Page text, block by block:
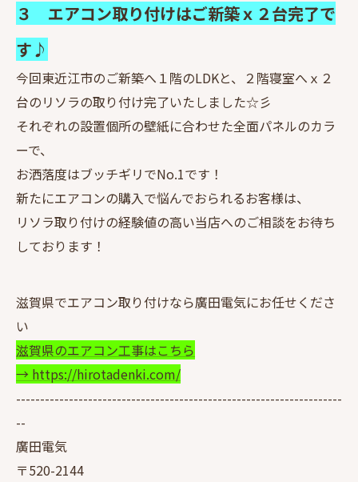
３ エアコン取り付けはご新築ｘ２台完了で
す♪
今回東近江市のご新築へ１階のLDKと、２階寝室へｘ２
台のリソラの取り付け完了いたしました☆彡
それぞれの設置個所の壁紙に合わせた全面パネルのカラ
ーで、
お洒落度はブッチギリでNo.1です！
新たにエアコンの購入で悩んでおられるお客様は、
リソラ取り付けの経験値の高い当店へのご相談をお待ち
しております！
滋賀県でエアコン取り付けなら廣田電気にお任せくださ
い
滋賀県のエアコン工事はこちら
→ https://hirotadenki.com/
--------------------------------------------------------------------
--
廣田電気
〒520-2144